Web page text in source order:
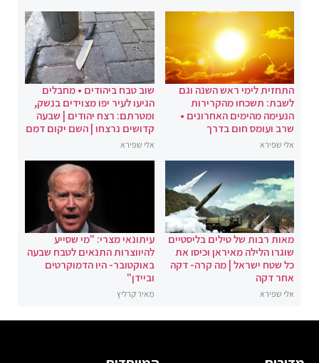
התחזית לימי ראש השנה וגם
לשבת: תשכחו מהקרירות
הנעימה מהימים האחרונים •
שרב ועומס חום בדרך
אלי שפירא
שוב טבח ביהודים • מחבלים
הגיעו לעיר יפו מצוידים בנשק,
ומטרתם: רצח יהודים | שבעה
קדושים נרצחו | השם יקום דמם
אלי שפירא
מאות רבות של טילים בליסטיים
שוגרו הלילה מאיראן וכיסו את
כל שטח ישראל | מה קרה- דקה
אחר דקה
אלי שפירא
עיתונאי מצרי: "מי שסייע
להיווצרות התנאים לטבח שבעה
באוקטובר- היו הדמוקרטים
וביידן"
מאיר קרליץ